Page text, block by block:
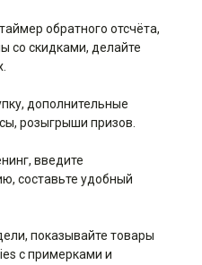
обратного отсчёта,
со скидками, делайте
дополнительные
розыгрыши призов.
введите
составьте удобный
показывайте товары
с примерками и